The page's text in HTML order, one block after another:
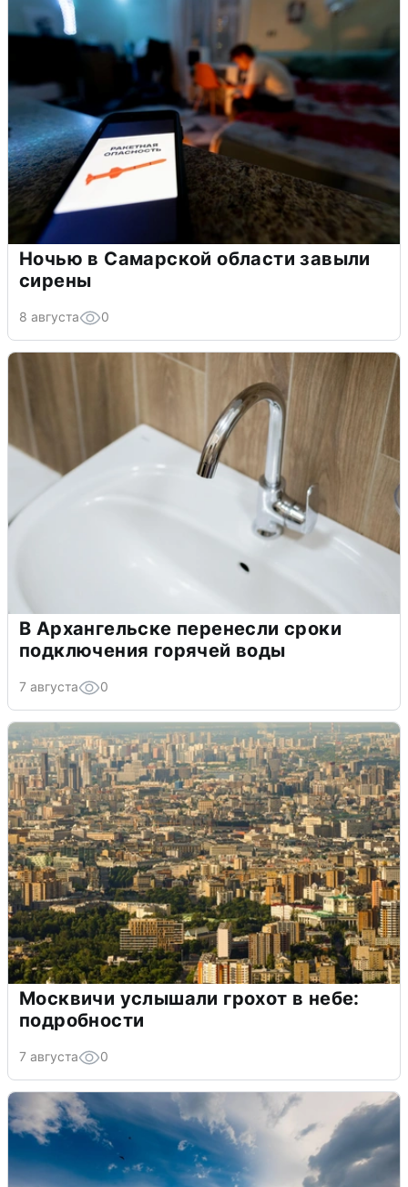
Ночью в Самарской области завыли
сирены
8 августа 0
В Архангельске перенесли сроки
подключения горячей воды
7 августа 0
Москвичи услышали грохот в небе:
подробности
7 августа 0